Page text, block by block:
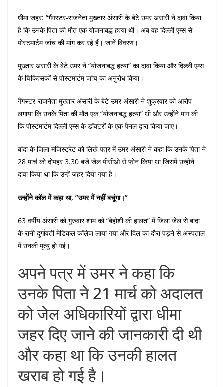
धीमा जहर: “गैंगस्टर-राजनेता मुख्तार अंसारी के बेटे उमर अंसारी ने दावा किया
है कि उनके पिता की मौत एक योजनाबद्ध हत्या थी। अब वह दिल्ली एम्स से
पोस्टमार्टम जांच की मांग कर रहे हैं। जानें विवरण।
मुख्तार अंसारी के बेटे उमर ने “योजनाबद्ध हत्या” का दावा किया और दिल्ली एम्स
के चिकित्सकों से पोस्टमार्टम जांच का अनुरोध किया।
गैंगस्टर-राजनेता मुख्तार अंसारी के बेटे उमर अंसारी ने शुक्रवार को आरोप
लगाया कि उनके पिता की मौत एक “योजनाबद्ध हत्या” थी और उन्होंने मांग की
कि पोस्टमार्टम दिल्ली एम्स के डॉक्टरों के एक पैनल द्वारा किया जाए।
बांदा के जिला मजिस्ट्रेट को लिखे पत्र में उमर अंसारी ने कहा कि उनके पिता ने
28 मार्च को दोपहर 3.30 बजे जेल पीसीओ से फोन किया था जिसमें उन्होंने
दावा किया था कि उन्हें जहर दिया गया है।
उन्होंने कॉल में कहा था, ”उमर मैं नहीं बचूंगा।”
63 वर्षीय अंसारी को गुरुवार शाम को “बेहोशी की हालत” में जिला जेल से बांदा
के रानी दुर्गावती मेडिकल कॉलेज लाया गया और दिल का दौरा पड़ने से अस्पताल
में उनकी मृत्यु हो गई।
अपने पत्र में उमर ने कहा कि
उनके पिता ने 21 मार्च को अदालत
को जेल अधिकारियों द्वारा धीमा
जहर दिए जाने की जानकारी दी थी
और कहा था कि उनकी हालत
खराब हो गई है।